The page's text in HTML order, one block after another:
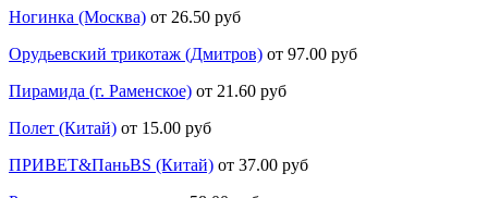
Ногинка (Москва) от 26.50 руб
Орудьевский трикотаж (Дмитров) от 97.00 руб
Пирамида (г. Раменское) от 21.60 руб
Полет (Китай) от 15.00 руб
ПРИВЕТ&ПаньBS (Китай) от 37.00 руб